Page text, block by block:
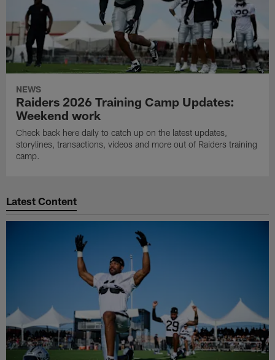
NEWS
Raiders 2026 Training Camp Updates:
Weekend work
Check back here daily to catch up on the latest updates,
storylines, transactions, videos and more out of Raiders training
camp.
Latest Content